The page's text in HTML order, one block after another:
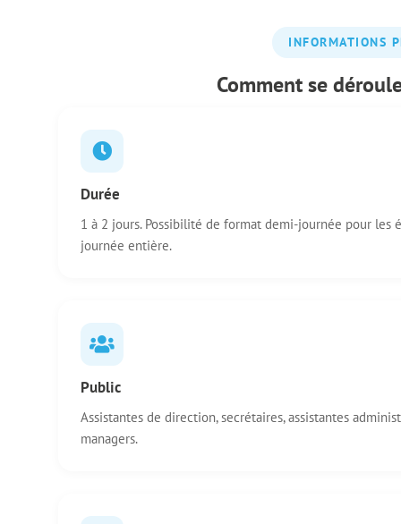
INFORMATIONS
Comment se
Durée
1 à 2 jours. Possibilité de format demi-journée pour les
journée entière.
Public
Assistantes de direction, secrétaires, assistantes
managers.